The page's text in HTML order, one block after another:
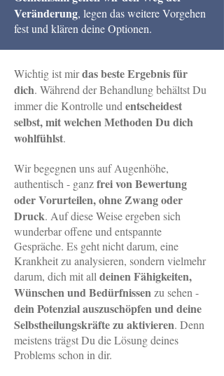
Veränderung, legen das weitere Vorgehen
fest und klären deine Optionen.
Wichtig ist mirdas beste Ergebnis für
dich. Während der Behandlung behältst Du
immer die Kontrolle und entscheidest
selbst, mit welchen Methoden Du dich
wohlfühlst.
Wir begegnen uns auf Augenhöhe,
authentisch - ganzfrei von Bewertung
oder Vorurteilen, ohne Zwang oder
Druck. Auf diese Weise ergeben sich
wunderbar offene und entspannte
Gespräche. Es geht nicht darum, eine
Krankheit zu analysieren, sondern vielmehr
darum, dich mit all deinen Fähigkeiten,
Wünschen und Bedürfnissen zu sehen -
dein Potenzial auszuschöpfen und deine
Selbstheilungskräfte zu aktivieren. Denn
meistens trägst Du die Lösung deines
Problems schon in dir.